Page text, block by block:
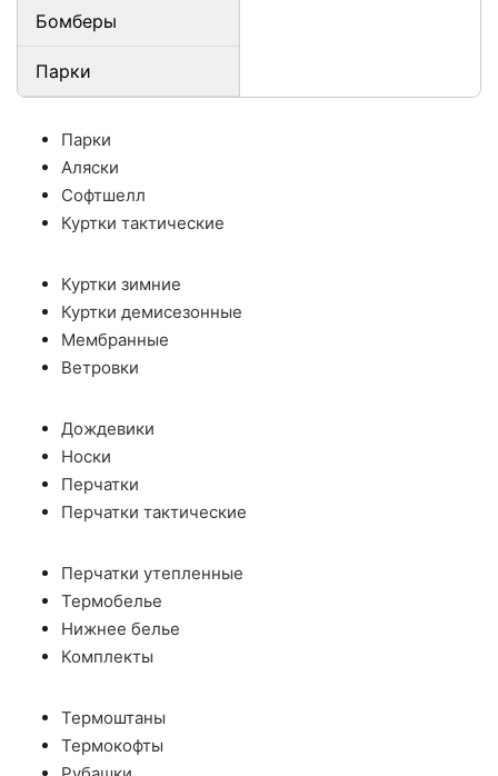
Бомберы
Парки
Парки
Аляски
Софтшелл
Куртки тактические
Куртки зимние
Куртки демисезонные
Мембранные
Ветровки
Дождевики
Носки
Перчатки
Перчатки тактические
Перчатки утепленные
Термобелье
Нижнее белье
Комплекты
Термоштаны
Термокофты